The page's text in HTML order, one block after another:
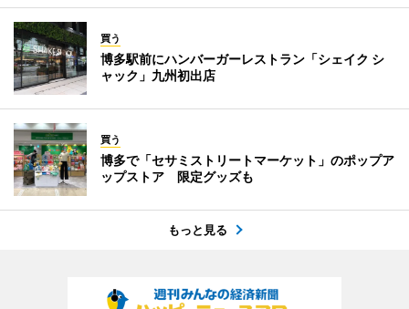
買う
博多駅前にハンバーガーレストラン「シェイク シ
ャック」九州初出店
買う
博多で「セサミストリートマーケット」のポップア
ップストア 限定グッズも
もっと見る